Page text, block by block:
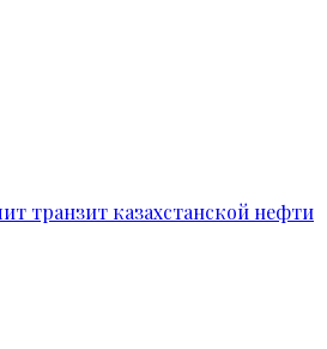
транзит казахстанской нефти